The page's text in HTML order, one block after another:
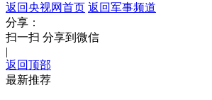
返回央视网首页 返回军事频道
分享：
扫一扫 分享到微信
|
返回顶部
最新推荐